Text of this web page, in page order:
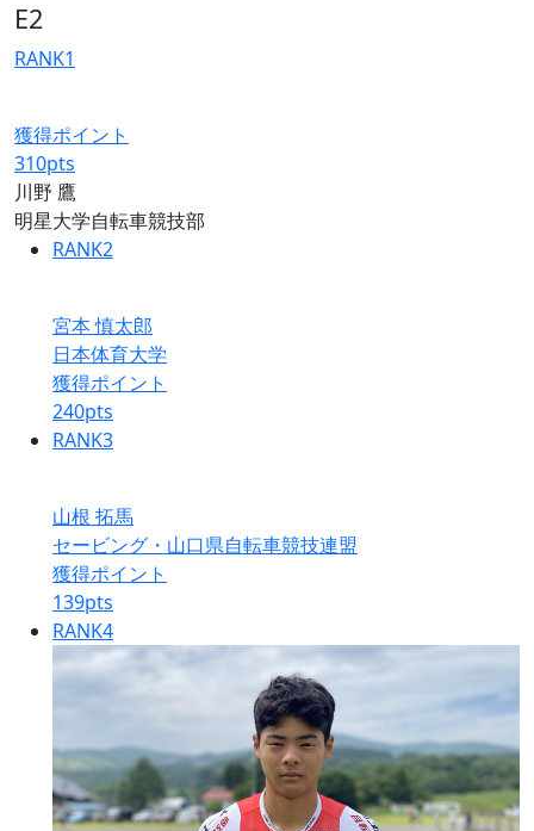
E2
RANK1
獲得ポイント
310pts
川野 鷹
明星大学自転車競技部
RANK2
宮本 慎太郎
日本体育大学
獲得ポイント
240pts
RANK3
山根 拓馬
セービング・山口県自転車競技連盟
獲得ポイント
139pts
RANK4